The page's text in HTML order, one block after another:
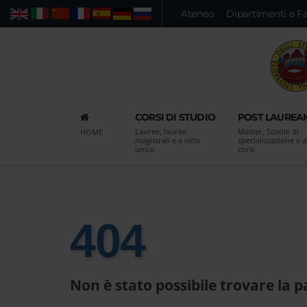
Vai
al Web Persone Ricerca avanzata
Ateneo Dipartimenti e
HOME
CORSI DI STUDIO
Lauree, lauree
magistrali e a ciclo
unico
POST
Master, Scuole di
specializzazione e
corsi
404
Non è stato possibile trovare la